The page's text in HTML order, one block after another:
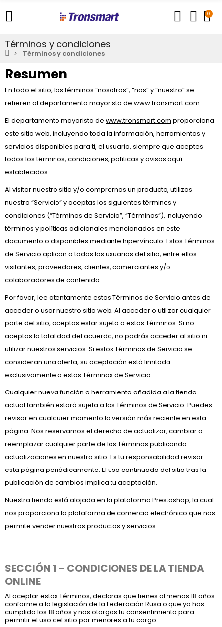
0
Términos y condiciones
Términos y condiciones
Resumen
En todo el sitio, los términos “nosotros”, “nos” y “nuestro” se
refieren al departamento mayorista de www.tronsmart.com
El departamento mayorista de www.tronsmart.com proporciona
este sitio web, incluyendo toda la información, herramientas y
servicios disponibles para ti, el usuario, siempre que aceptes
todos los términos, condiciones, políticas y avisos aquí
establecidos.
Al visitar nuestro sitio y/o comprarnos un producto, utilizas
nuestro “Servicio” y aceptas los siguientes términos y
condiciones (“Términos de Servicio”, “Términos”), incluyendo
términos y políticas adicionales mencionados en este
documento o disponibles mediante hipervínculo. Estos Términos
de Servicio aplican a todos los usuarios del sitio, entre ellos
visitantes, proveedores, clientes, comerciantes y/o
colaboradores de contenido.
Por favor, lee atentamente estos Términos de Servicio antes de
acceder o usar nuestro sitio web. Al acceder o utilizar cualquier
parte del sitio, aceptas estar sujeto a estos Términos. Si no
aceptas la totalidad del acuerdo, no podrás acceder al sitio ni
utilizar nuestros servicios. Si estos Términos de Servicio se
consideran una oferta, su aceptación está limitada
exclusivamente a estos Términos de Servicio.
Cualquier nueva función o herramienta añadida a la tienda
actual también estará sujeta a los Términos de Servicio. Puedes
revisar en cualquier momento la versión más reciente en esta
página. Nos reservamos el derecho de actualizar, cambiar o
reemplazar cualquier parte de los Términos publicando
actualizaciones en nuestro sitio. Es tu responsabilidad revisar
esta página periódicamente. El uso continuado del sitio tras la
publicación de cambios implica tu aceptación.
Nuestra tienda está alojada en la plataforma Prestashop, la cual
nos proporciona la plataforma de comercio electrónico que nos
permite vender nuestros productos y servicios.
SECCIÓN 1 – CONDICIONES DE LA TIENDA
ONLINE
Al aceptar estos Términos, declaras que tienes al menos 18 años
conforme a la legislación de la Federación Rusa o que ya has
cumplido los 18 años y nos otorgas tu consentimiento para
permitir el uso del sitio por menores a tu cargo.